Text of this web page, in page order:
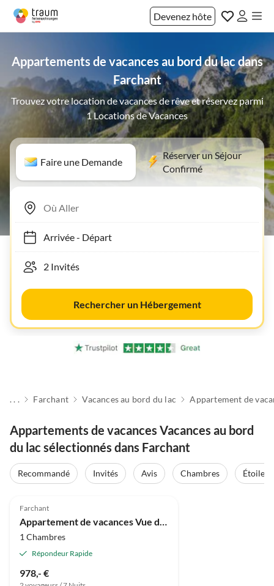
Devenez hôte
Appartements de vacances au bord du lac dans
Farchant
Trouvez votre location de vacances de rêve et réservez parmi
1 Locations de Vacances
Faire une Demande
Réserver un Séjour
Confirmé
Arrivée- Départ
Rechercher un Hébergement
. . . Farchant Vacances au bord du lac Appartement de
Appartements de vacances Vacances au bord
du lac sélectionnés dans Farchant
Recommandé Invités Avis Chambres Étoiles
Farchant
1 Chambres
Répondeur Rapide
978,- €